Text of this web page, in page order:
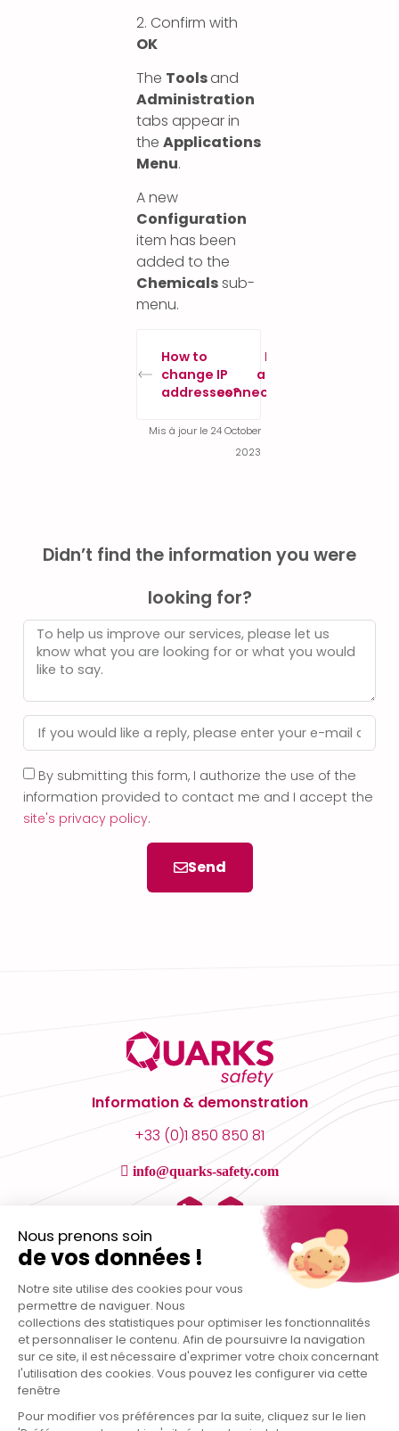
Nous prenons soin
de vos données !
Notre site utilise des cookies pour vous
permettre de naviguer. Nous
collections des statistiques pour optimiser les fonctionnalités
et personnaliser le contenu. Afin de poursuivre la navigation
sur ce site, il est nécessaire d'exprimer votre choix concernant
l'utilisation des cookies. Vous pouvez les configurer via cette
fenêtre
Pour modifier vos préférences par la suite, cliquez sur le lien
2. Confirm with
OK
The Toolsand
Administration
tabs appear in
the Applications
Menu.
A new
Configuration
item has been
added to the
Chemicalssub-
menu.
How to
change IP
addresses?
How to
analyse
connections?
Mis à jour le 24 October
2023
Didn’t find the information you were
looking for?
By submitting this form, I authorize the use of the
information provided to contact me and I accept the
site's privacy policy.
Send
Information & demonstration
+33 (0)1 850 850 81
info@quarks-safety.com
Data protection policy Legal notice | This site is protected by reCAPTCHA and the Google